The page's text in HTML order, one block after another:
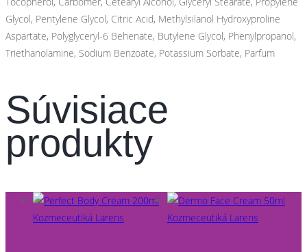
Glycol, Pentylene Glycol, Citric Acid, Methylsilanol Hydroxyproline
Aspartate, Polyglyceryl-6 Behenate, Butylene Glycol, Phenylpropanol,
Triethanolamine, Sodium Benzoate, Potassium Sorbate, Parfum
Súvisiace
produkty
Kozmeceutiká Larens Kozmeceutiká Larens